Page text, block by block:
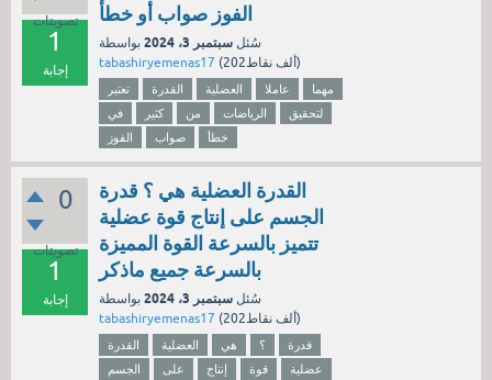
تصويتات
1
إجابة
الفوز صواب أو خطأ
سُئل سبتمبر 3، 2024
بواسطة
tabashiryemenas17 ( 202ألف نقاط)
تعتبر القدرة العضلية عاملا
مهما
في
كثير من الرياضات
لتحقيق
الفوز
صواب خطأ
0
تصويتات
1
إجابة
القدرة العضلية هي ؟ قدرة
الجسم على إنتاج قوة عضلية
تتميز بالسرعة القوة المميزة
بالسرعة جميع ماذكر
سُئل سبتمبر 3، 2024
بواسطة
tabashiryemenas17 ( 202ألف نقاط)
القدرة العضلية هي ؟
قدرة
الجسم
على إنتاج قوة
عضلية